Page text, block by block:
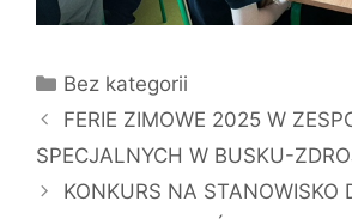
Kategorie
Bez kategorii
FERIE ZIMOWE 2025 W
SPECJALNYCH W BUSKU-
KONKURS NA STANOWISKO